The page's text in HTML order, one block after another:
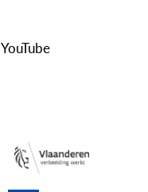
YouTube